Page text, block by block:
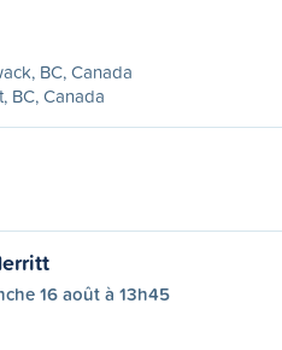
BC, Canada
BC, Canada
16 août à 13h45